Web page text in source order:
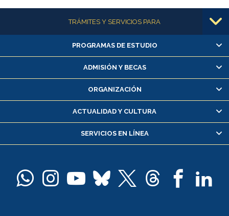
Más informaciónTRÁMITES Y SERVICIOS PARA
Alumnas/os y exalumnas/os
Matrícula en línea
Inscripción y cambio de asignaturas
Consulta y certificado de notas
Servicio médico y dental
Pago de arancel y crédito alumnos
Docentes
PROGRAMAS DE ESTUDIO
ADMISIÓN Y BECAS
ORGANIZACIÓN
ACTUALIDAD Y CULTURA
SERVICIOS EN LÍNEA